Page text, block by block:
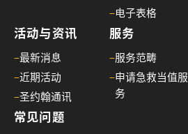
–电子表格
活动与资讯
–最新消息
–近期活动
–圣约翰通讯
服务
–服务范畴
–申请急救当值服
务
常见问题